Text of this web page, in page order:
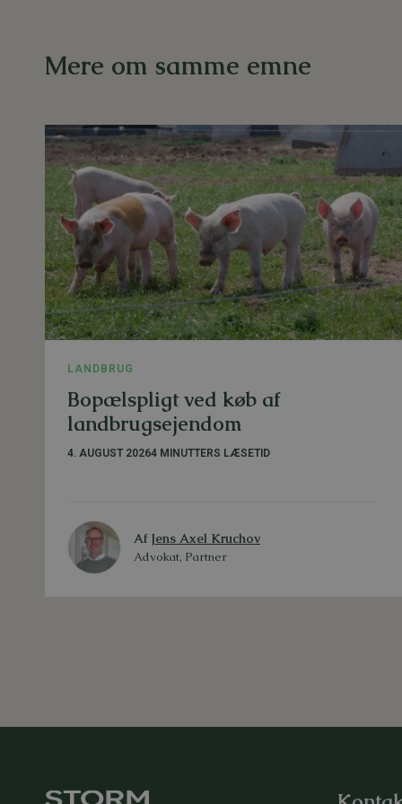
Mere om samme emne
LANDBRUG
Bopælspligt ved køb af
landbrugsejendom
4. AUGUST 20264 MINUTTERS LÆSETID
Af Jens Axel Kruchov
Advokat, Partner